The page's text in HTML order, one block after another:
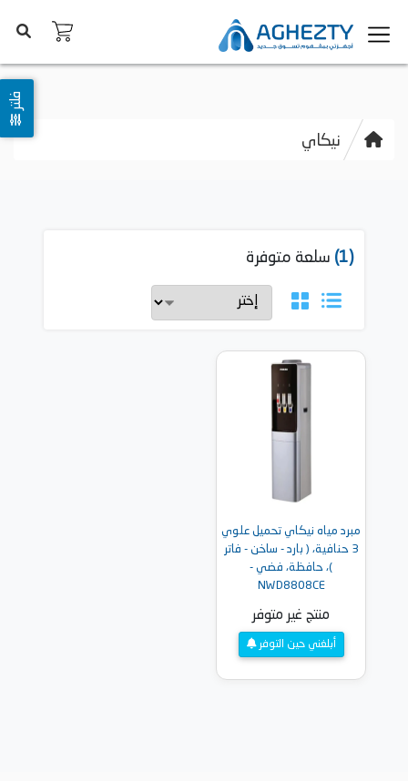
نيكاي
فلتر
(1) سلعة متوفرة
مبرد مياه نيكاي تحميل علوي
3 حنافية، ( بارد - ساخن - فاتر
)، حافظة، فضي -
NWD8808CE
منتج غير متوفر
أبلغني حين التوفر